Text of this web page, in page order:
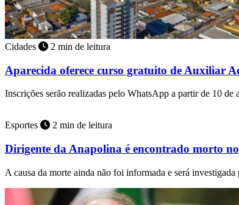
Cidades 2 min de leitura
Aparecida oferece curso gratuito de Auxiliar
Inscrições serão realizadas pelo WhatsApp a partir de 10
Esportes 2 min de leitura
Dirigente da Anapolina é encontrado morto
A causa da morte ainda não foi informada e será